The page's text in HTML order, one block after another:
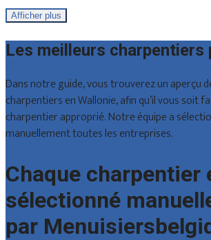
Afficher plus
Les meilleurs charpentiers
Dans notre guide, vous trouverez un aperçu
charpentiers en Wallonie, afin qu’il vous soit
charpentier approprié. Notre équipe a
manuellement toutes les entreprises.
Chaque charpentier
sélectionné
par